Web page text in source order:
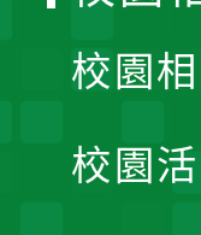
校園
校園